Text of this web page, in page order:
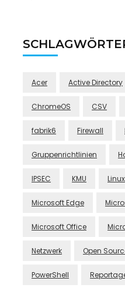
Acer Active Directory
ChromeOS CSV
fabrik6 Firewall
Gruppenrichtlinien
IPSEC KMU Linux
Microsoft Edge
Microsoft Office
Netzwerk Open
PowerShell